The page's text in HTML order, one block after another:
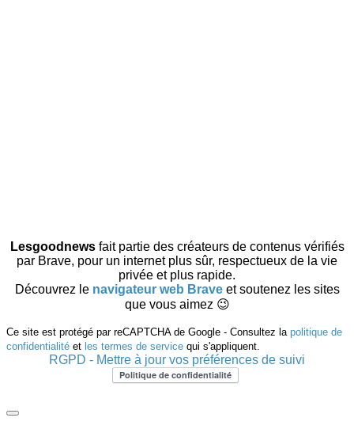
Lesgoodnewsfait partie des créateurs de contenus vérifiés
par Brave, pour un internet plus sûr, respectueux de la vie
privée et plus rapide.
Découvrez le navigateur web Brave et soutenez les sites
que vous aimez 😉
Ce site est protégé par reCAPTCHA de Google - Consultez la politique de
confidentialité et les termes de service qui s'appliquent.
RGPD - Mettre à jour vos préférences de suivi